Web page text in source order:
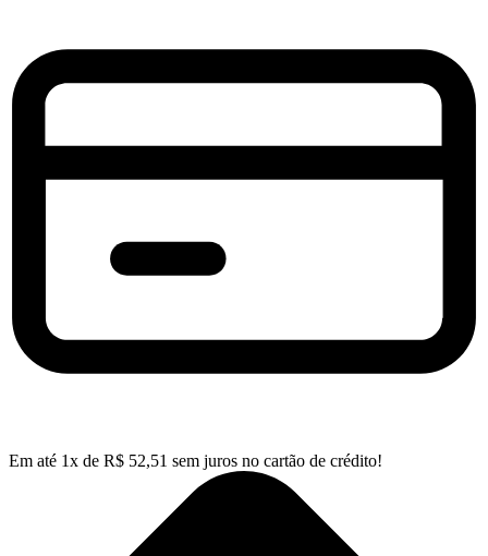
Em até 1x de R$ 52,51 sem juros no cartão de crédito!